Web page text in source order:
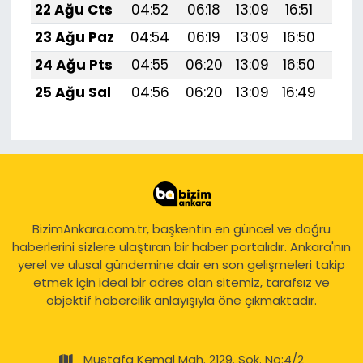
22 Ağu Cts
04:52 06:18 13:09 16:51
23 Ağu Paz
04:54 06:19 13:09 16:50
24 Ağu Pts
04:55 06:20 13:09 16:50
25 Ağu Sal
04:56 06:20 13:09 16:49
BizimAnkara.com.tr, başkentin en güncel ve doğru
haberlerini sizlere ulaştıran bir haber portalıdır. Ankara'nın
yerel ve ulusal gündemine dair en son gelişmeleri takip
etmek için ideal bir adres olan sitemiz, tarafsız ve
objektif habercilik anlayışıyla öne çıkmaktadır.
Mustafa Kemal Mah. 2129. Sok. No:4/2